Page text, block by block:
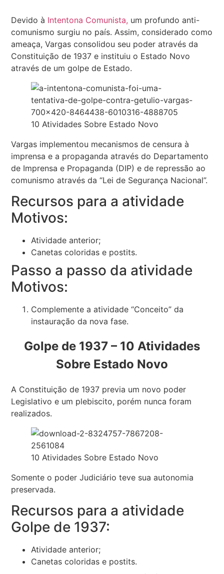
Devido à Intentona Comunista, um profundo anti-
comunismo surgiu no país. Assim, considerado como
ameaça, Vargas consolidou seu poder através da
Constituição de 1937 e instituiu o Estado Novo
através de um golpe de Estado.
10 Atividades Sobre Estado Novo
Vargas implementou mecanismos de censura à
imprensa e a propaganda através do Departamento
de Imprensa e Propaganda (DIP) e de repressão ao
comunismo através da “Lei de Segurança Nacional”.
Recursos para a atividade
Motivos:
Atividade anterior;
Canetas coloridas e postits.
Passo a passo da atividade
Motivos:
Complemente a atividade “Conceito” da
instauração da nova fase.
Golpe de 1937 – 10 Atividades
Sobre Estado Novo
A Constituição de 1937 previa um novo poder
Legislativo e um plebiscito, porém nunca foram
realizados.
10 Atividades Sobre Estado Novo
Somente o poder Judiciário teve sua autonomia
preservada.
Recursos para a atividade
Golpe de 1937:
Atividade anterior;
Canetas coloridas e postits.